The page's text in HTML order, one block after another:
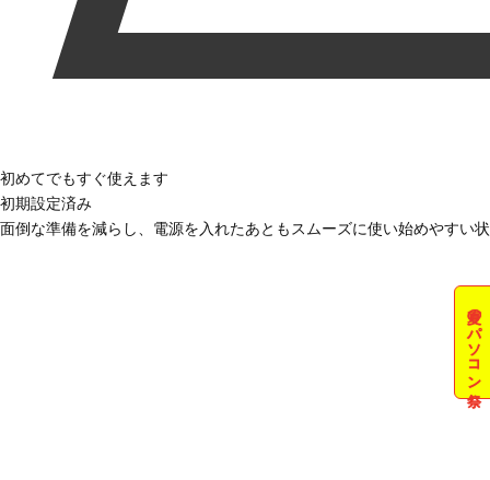
夏のパソコン祭
初めてでもすぐ使えます
初期設定済み
面倒な準備を減らし、電源を入れたあともスムーズに使い始めやすい